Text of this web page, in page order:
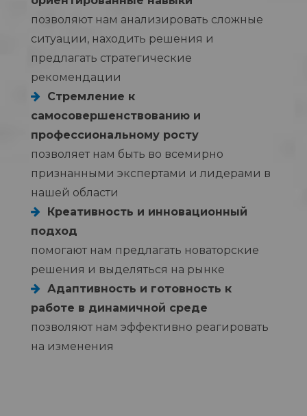
позволяют нам анализировать сложные
ситуации, находить решения и
предлагать стратегические
рекомендации
Стремление к
самосовершенствованию и
профессиональному росту
позволяет нам быть во всемирно
признанными экспертами и лидерами в
нашей области
Креативность и инновационный
подход
помогают нам предлагать новаторские
решения и выделяться на рынке
Адаптивность и готовность к
работе в динамичной среде
позволяют нам эффективно реагировать
на изменения